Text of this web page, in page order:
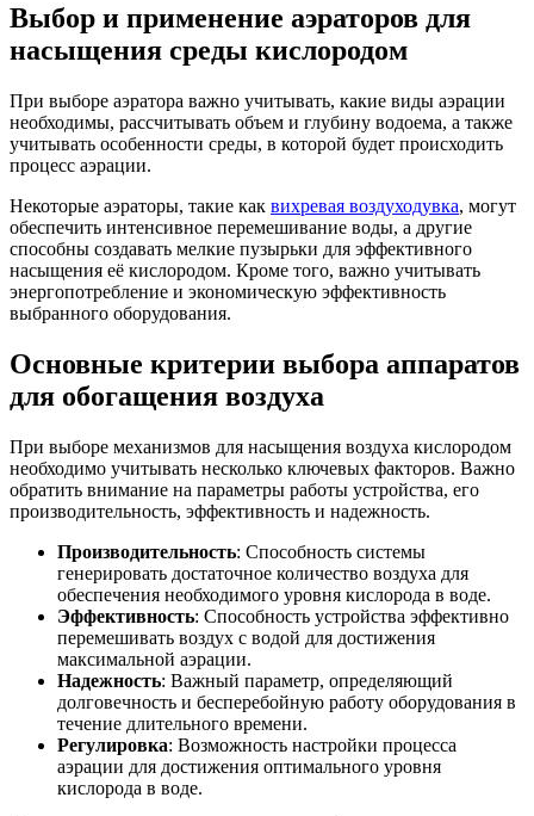
Выбор и применение аэраторов для
насыщения среды кислородом
При выборе аэратора важно учитывать, какие виды аэрации
необходимы, рассчитывать объем и глубину водоема, а также
учитывать особенности среды, в которой будет происходить
процесс аэрации.
Некоторые аэраторы, такие как вихревая воздуходувка, могут
обеспечить интенсивное перемешивание воды, а другие
способны создавать мелкие пузырьки для эффективного
насыщения её кислородом. Кроме того, важно учитывать
энергопотребление и экономическую эффективность
выбранного оборудования.
Основные критерии выбора аппаратов
для обогащения воздуха
При выборе механизмов для насыщения воздуха кислородом
необходимо учитывать несколько ключевых факторов. Важно
обратить внимание на параметры работы устройства, его
производительность, эффективность и надежность.
Производительность: Способность системы
генерировать достаточное количество воздуха для
обеспечения необходимого уровня кислорода в воде.
Эффективность: Способность устройства эффективно
перемешивать воздух с водой для достижения
максимальной аэрации.
Надежность: Важный параметр, определяющий
долговечность и бесперебойную работу оборудования в
течение длительного времени.
Регулировка: Возможность настройки процесса
аэрации для достижения оптимального уровня
кислорода в воде.